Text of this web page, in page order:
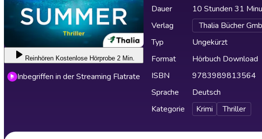
Reinhören Kostenlose Hörprobe 2 Min.
Inbegriffen in der Streaming Flatrate
Dauer
10 Stunden 31
Verlag
Thalia Bücher
Typ
Ungekürzt
Format
Hörbuch Download
ISBN
9783989813564
Sprache
Deutsch
Kategorie
Krimi Thriller